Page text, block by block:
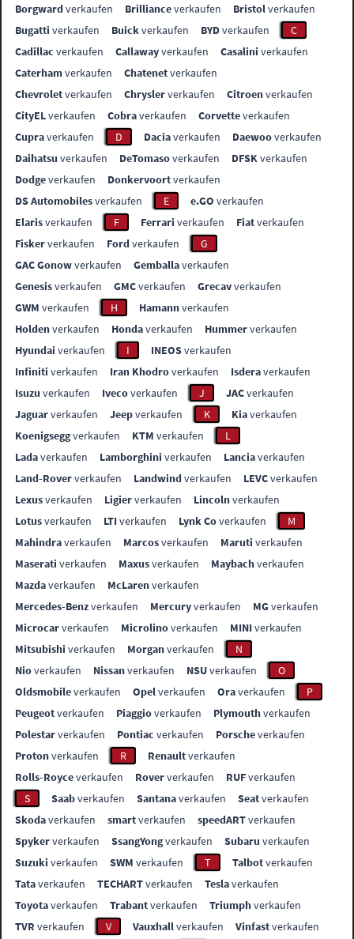
Borgwardverkaufen Brillianceverkaufen Bristolverkaufen
Bugatti verkaufen Buickverkaufen BYDverkaufen
C
Cadillac verkaufen Callawayverkaufen Casalini verkaufen
Caterhamverkaufen Chatenetverkaufen
Chevroletverkaufen Chryslerverkaufen Citroenverkaufen
CityELverkaufen Cobraverkaufen Corvetteverkaufen
Cupraverkaufen D Daciaverkaufen Daewooverkaufen
Daihatsu verkaufen DeTomasoverkaufen DFSKverkaufen
Dodgeverkaufen Donkervoortverkaufen
DS Automobilesverkaufen E e.GO verkaufen
Elarisverkaufen F Ferrari verkaufen Fiatverkaufen
Fiskerverkaufen Fordverkaufen
G
GAC Gonowverkaufen Gemballaverkaufen
Genesisverkaufen GMCverkaufen Grecavverkaufen
GWM verkaufen H Hamannverkaufen
Holdenverkaufen Hondaverkaufen Hummerverkaufen
Hyundai verkaufen I INEOSverkaufen
Infiniti verkaufen Iran Khodroverkaufen Isderaverkaufen
Isuzu verkaufen Ivecoverkaufen J JACverkaufen
Jaguarverkaufen Jeepverkaufen K Kiaverkaufen
Koenigseggverkaufen KTM verkaufen
L
Ladaverkaufen Lamborghini verkaufen Lanciaverkaufen
Land-Roververkaufen Landwindverkaufen LEVCverkaufen
Lexusverkaufen Ligierverkaufen Lincolnverkaufen
Lotusverkaufen LTIverkaufen Lynk Coverkaufen
M
Mahindraverkaufen Marcosverkaufen Maruti verkaufen
Maserati verkaufen Maxusverkaufen Maybachverkaufen
Mazdaverkaufen McLarenverkaufen
Mercedes-Benzverkaufen Mercuryverkaufen MGverkaufen
Microcarverkaufen Microlinoverkaufen MINIverkaufen
Mitsubishi verkaufen Morganverkaufen
N
Nioverkaufen Nissanverkaufen NSUverkaufen
O
Oldsmobileverkaufen Opelverkaufen Oraverkaufen
P
Peugeotverkaufen Piaggioverkaufen Plymouthverkaufen
Polestarverkaufen Pontiac verkaufen Porscheverkaufen
Protonverkaufen R Renaultverkaufen
Rolls-Royceverkaufen Roververkaufen RUFverkaufen
S
Saabverkaufen Santanaverkaufen Seatverkaufen
Skodaverkaufen smartverkaufen speedARTverkaufen
Spykerverkaufen SsangYongverkaufen Subaru verkaufen
Suzuki verkaufen SWM verkaufen T Talbotverkaufen
Tataverkaufen TECHARTverkaufen Teslaverkaufen
Toyotaverkaufen Trabantverkaufen Triumphverkaufen
TVR verkaufen V Vauxhallverkaufen Vinfastverkaufen